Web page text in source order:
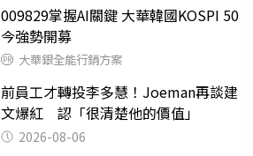
009829掌握AI關鍵 大華韓國KOSPI 50
今強勢開募
大華銀全能行銷方案
前員工才轉投李多慧！Joeman再談建
文爆紅 認「很清楚他的價值」
2026-08-06